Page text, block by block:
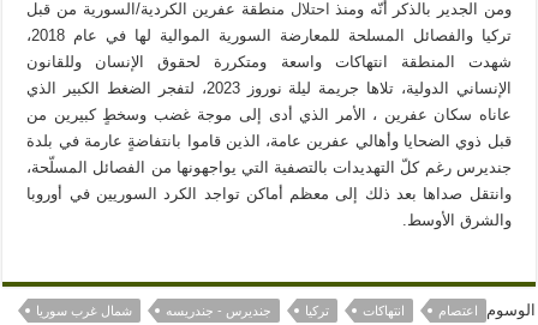
ومن الجدير بالذكر أنّه ومنذ احتلال منطقة عفرين الكردية/السورية من قبل
تركيا والفصائل المسلحة للمعارضة السورية الموالية لها في عام 2018،
شهدت المنطقة انتهاكات واسعة ومتكررة لحقوق الإنسان وللقانون
الإنساني الدولية، تلاها جريمة ليلة نوروز 2023، لتفجر الضغط الكبير الذي
عاناه سكان عفرين ، الأمر الذي أدى إلى موجة غضب وسخطٍ كبيرين من
قبل ذوي الضحايا وأهالي عفرين عامة، الذين قاموا بانتفاضةٍ عارمة في بلدة
جنديرس رغم كلّ التهديدات بالتصفية التي يواجهونها من الفصائل المسلّحة،
وانتقل صداها بعد ذلك إلى معظم أماكن تواجد الكرد السوريين في أوروبا
والشرق الأوسط.
الوسوم اعتصام انتهاكات تركيا جنديرس - جندريسه شمال غرب سوريا